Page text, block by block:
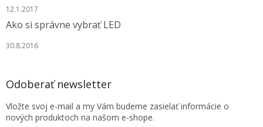
12.1.2017
Ako si správne vybrať LED
30.8.2016
Odoberať newsletter
Vložte svoj e-mail a my Vám budeme zasielať informácie o
nových produktoch na našom e-shope.